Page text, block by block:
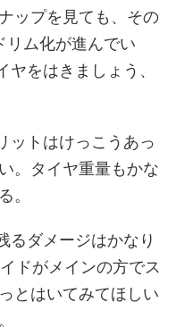
ップを見ても、その
リム化が進んでい
をはきましょう、
ットはけっこうあっ
。タイヤ重量もかな
。
るダメージはかなり
ドがメインの方でス
とはいてみてほしい